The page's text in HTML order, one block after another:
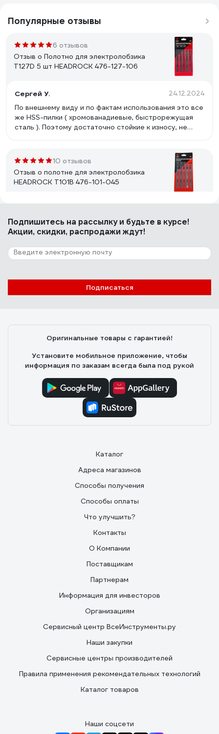
Популярные отзывы
6 отзывов
Отзыв о Полотно для электролобзика
T127D 5 шт HEADROCK 476-127-106
Сергей У. 24.12.2024
По внешнему виду и по фактам использования это все
же HSS-пилки ( хромованадиевые, быстрорежущая
сталь ). Поэтому достаточно стойкие к износу, не
чистый рез, мало сколов при аккуратной работе.
Можно делать скругления ( хотя для этого больше
подходят пилки T227D ), хорошо подойдут для врезки
раковины в столешницу.
10 отзывов
Отзыв о полотне для электролобзика
HEADROCK T101B 476-101-045
В целом все нормально
7 отзывов
T119B 5 шт HEADROCK 476-119-092
Подпишитесь на рассылкуи будьте в курсе!
Акции, скидки, распродажи ждут!
Подписаться
Оригинальные товары с гарантией!
Установите мобильное приложение, чтобы
информация по заказам всегда была под рукой
Каталог
Адреса магазинов
Способы получения
Способы оплаты
Что улучшить?
Контакты
О Компании
Поставщикам
Партнерам
Информация для инвесторов
Организациям
Сервисный центр ВсеИнструменты.ру
Наши закупки
Сервисные центры производителей
Правила применения рекомендательных технологий
Каталог товаров
Наши соцсети